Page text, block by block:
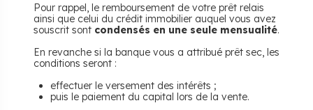
Pour rappel, le remboursement de votre prêt relais
ainsi que celui du crédit immobilier auquel vous avez
souscrit sont condensés en une seule mensualité.
En revanche si la banque vous a attribué prêt sec, les
conditions seront :
effectuer le versement des intérêts ;
puis le paiement du capital lors de la vente.